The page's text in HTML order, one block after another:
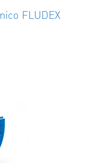
FLUDEX